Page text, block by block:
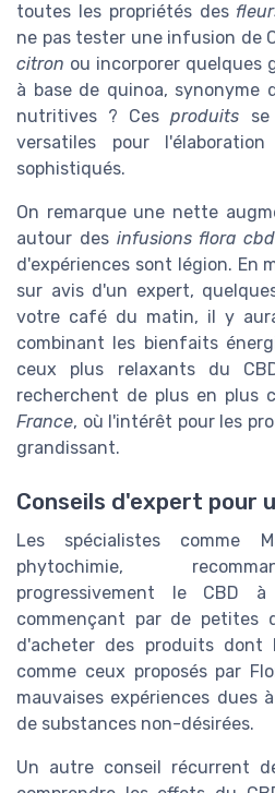
toutes les propriétés des
ne pas tester une infusion de
citron ou incorporer quelques
à base de quinoa, synonyme
nutritives ? Cesproduits
versatiles pour
sophistiqués.
On remarque une nette
autour des infusions flora cbd
d'expériences sont légion. En
sur avis d'un expert,
votre café du matin, il y
combinant les bienfaits
ceux plus relaxants du
recherchent de plus en plus
France, où l'intérêt pour les
grandissant.
Conseils d'expert pour
Les spécialistes comme
phytochimie,
progressivement le CBD
commençant par de petites
d'acheter des produits
comme ceux proposés par
mauvaises expériences dues
de substances non-désirées.
Un autre conseil récurrent